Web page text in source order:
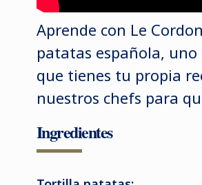
Aprende con Le
patatas española, uno
que tienes tu propia
nuestros chefs para
Ingredientes